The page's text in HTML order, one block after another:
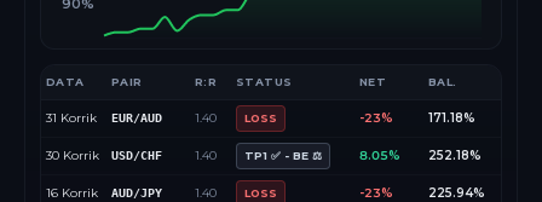
90%
DATA PAIR R:R STATUS NET BAL.
31 Korrik EUR/AUD 1.40 LOSS -23% 171.18%
30 Korrik USD/CHF 1.40 TP1 ✅ - BE ⚖️ 8.05% 252.18%
16 Korrik AUD/JPY 1.40 LOSS -23% 225.94%